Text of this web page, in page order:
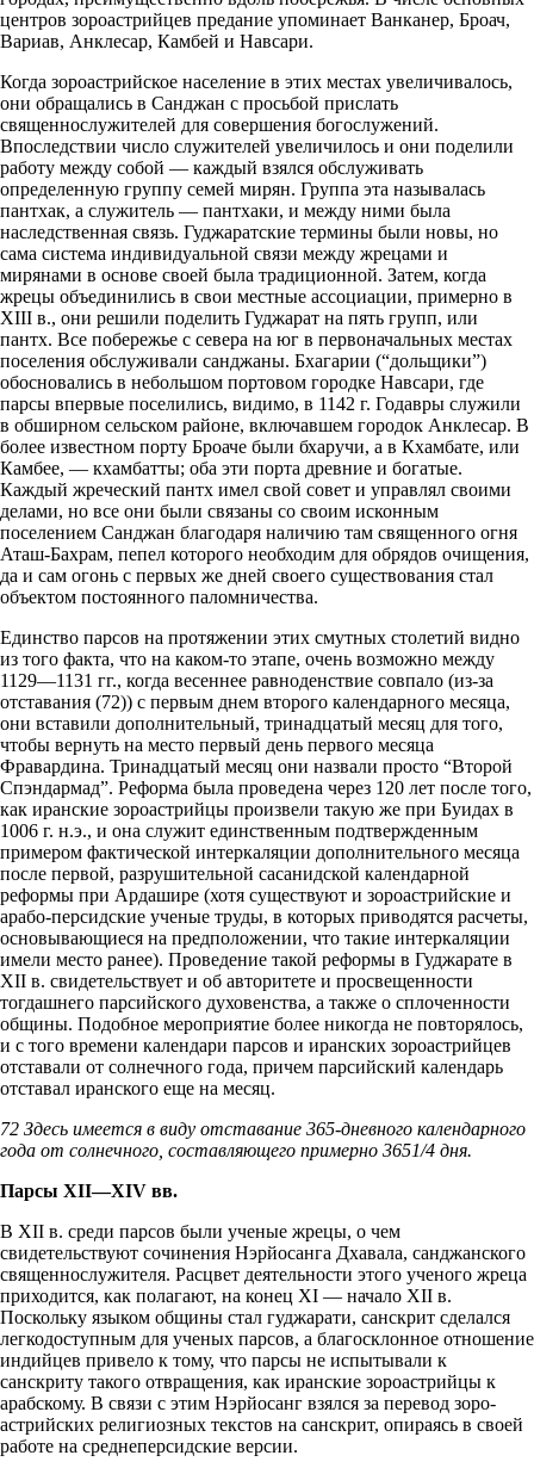
центров зороастрийцев предание упоминает Ванканер, Броач,
Вариав, Анклесар, Камбей и Навсари.
Когда зороастрийское население в этих местах увеличивалось,
они обращались в Санджан с просьбой прислать
священнослужителей для совершения богослужений.
Впоследствии число служителей увеличилось и они поделили
работу между собой — каждый взялся обслуживать
определенную группу семей мирян. Группа эта называлась
пантхак, а служитель — пантхаки, и между ними была
наследственная связь. Гуджаратские термины были новы, но
сама система индивидуальной связи между жрецами и
мирянами в основе своей была традиционной. Затем, когда
жрецы объединились в свои местные ассоциации, примерно в
XIII в., они решили поделить Гуджарат на пять групп, или
пантх. Все побережье с севера на юг в первоначальных местах
поселения обслуживали санджаны. Бхагарии (“дольщики”)
обосновались в небольшом портовом городке Навсари, где
парсы впервые поселились, видимо, в 1142 г. Годавры служили
в обширном сельском районе, включавшем городок Анклесар. В
более известном порту Броаче были бхаручи, а в Кхамбате, или
Камбее, — кхамбатты; оба эти порта древние и богатые.
Каждый жреческий пантх имел свой совет и управлял своими
делами, но все они были связаны со своим исконным
поселением Санджан благодаря наличию там священного огня
Аташ-Бахрам, пепел которого необходим для обрядов очищения,
да и сам огонь с первых же дней своего существования стал
объектом постоянного паломничества.
Единство парсов на протяжении этих смутных столетий видно
из того факта, что на каком-то этапе, очень возможно между
1129—1131 гг., когда весеннее равноденствие совпало (из-за
отставания (72)) с первым днем второго календарного месяца,
они вставили дополнительный, тринадцатый месяц для того,
чтобы вернуть на место первый день первого месяца
Фравардина. Тринадцатый месяц они назвали просто “Второй
Спэндармад”. Реформа была проведена через 120 лет после того,
как иранские зороастрийцы произвели такую же при Буидах в
1006 г. н.э., и она служит единственным подтвержденным
примером фактической интеркаляции дополнительного месяца
после первой, разрушительной сасанидской календарной
реформы при Ардашире (хотя существуют и зороастрийские и
арабо-персидские ученые труды, в которых приводятся расчеты,
основывающиеся на предположении, что такие интеркаляции
имели место ранее). Проведение такой реформы в Гуджарате в
XII в. свидетельствует и об авторитете и просвещенности
тогдашнего парсийского духовенства, а также о сплоченности
общины. Подобное мероприятие более никогда не повторялось,
и с того времени календари парсов и иранских зороастрийцев
отставали от солнечного года, причем парсийский календарь
отставал иранского еще на месяц.
72 Здесь имеется в виду отставание 365-дневного календарного
года от солнечного, составляющего примерно 3651/4 дня.
Парсы XII—XIV вв.
В XII в. среди парсов были ученые жрецы, о чем
свидетельствуют сочинения Нэрйосанга Дхавала, санджанского
священнослужителя. Расцвет деятельности этого ученого жреца
приходится, как полагают, на конец XI — начало XII в.
Поскольку языком общины стал гуджарати, санскрит сделался
легкодоступным для ученых парсов, а благосклонное отношение
индийцев привело к тому, что парсы не испытывали к
санскриту такого отвращения, как иранские зороастрийцы к
арабскому. В связи с этим Нэрйосанг взялся за перевод зоро-
астрийских религиозных текстов на санскрит, опираясь в своей
работе на среднеперсидские версии.